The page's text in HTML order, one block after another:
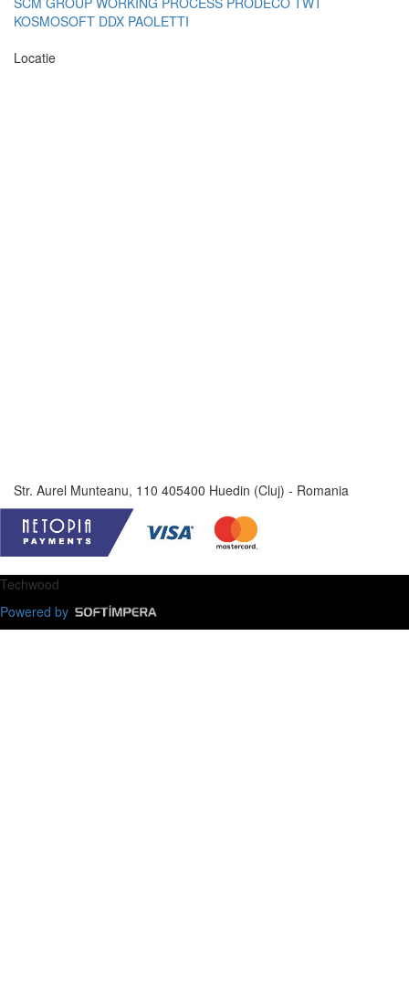
KOSMOSOFT DDX PAOLETTI
Locatie
Str. Aurel Munteanu, 110 405400 Huedin (Cluj) - Romania
Techwood
Powered by